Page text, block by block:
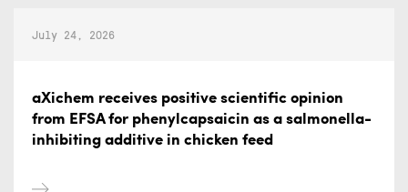
July 24, 2026
aXichem receives positive scientific opinion
from EFSA for phenylcapsaicin as a salmonella-
inhibiting additive in chicken feed